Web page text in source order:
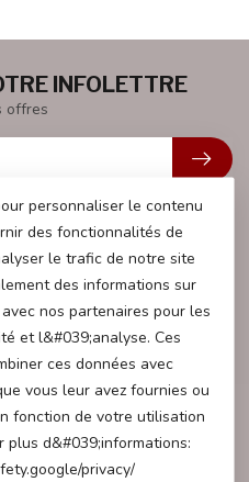
avec toutes vos questions.
INFOLETTRE
offres
personnaliser le contenu
des fonctionnalités de
le trafic de notre site
des informations sur
nos partenaires pour les
et l&#039;analyse. Ces
ces données avec
vous leur avez fournies ou
fonction de votre utilisation
plus d&#039;informations:
privacy/